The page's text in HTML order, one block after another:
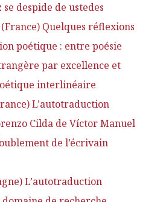
despide de ustedes
Quelques réflexions
poétique : entre poésie
par excellence et
interlinéaire
L’autotraduction
Cilda de Víctor Manuel
de l’écrivain
L’autotraduction